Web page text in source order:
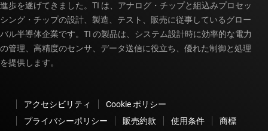
進歩を遂げてきました。TI は、アナログ・チップと組込みプロセッ
シング・チップの設計、製造、テスト、販売に従事しているグロー
バル半導体企業です。TI の製品は、システム設計時に効率的な電力
の管理、高精度のセンサ、データ送信に役立ち、優れた制御と処理
を提供します。
アクセシビリティ
Cookie ポリシー
プライバシーポリシー
販売約款 使用条件
商標